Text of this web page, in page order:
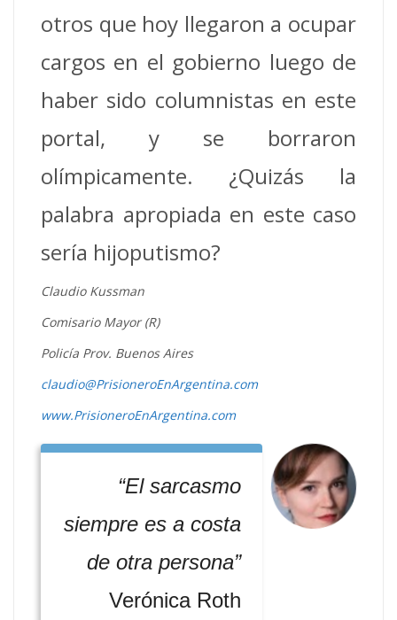
otros que hoy llegaron a ocupar
cargos en el gobierno luego de
haber sido columnistas en este
portal, y se borraron
olímpicamente. ¿Quizás la
palabra apropiada en este caso
sería hijoputismo?
Claudio Kussman
Comisario Mayor (R)
Policía Prov. Buenos Aires
claudio@PrisioneroEnArgentina.com
www.PrisioneroEnArgentina.com
“El sarcasmo
siempre es a costa
de otra persona”
Verónica Roth